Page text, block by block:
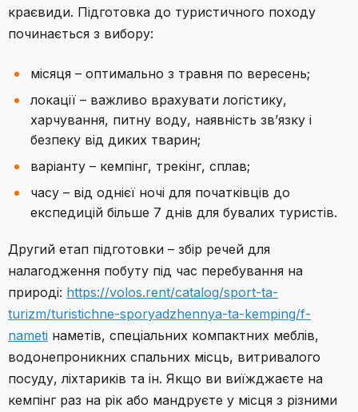
краєвиди. Підготовка до туристичного походу
починається з вибору:
місяця – оптимально з травня по вересень;
локації – важливо врахувати логістику,
харчування, питну воду, наявність зв’язку і
безпеку від диких тварин;
варіанту – кемпінг, трекінг, сплав;
часу – від однієї ночі для початківців до
експедицій більше 7 днів для бувалих туристів.
Другий етап підготовки – збір речей для
налагодження побуту під час перебування на
природі: https://volos.rent/catalog/sport-ta-
turizm/turistichne-sporyadzhennya-ta-kemping/f-
nameti наметів, спеціальних компактних меблів,
водонепроникних спальних місць, витривалого
посуду, ліхтариків та ін. Якщо ви виїжджаєте на
кемпінг раз на рік або мандруєте у місця з різними